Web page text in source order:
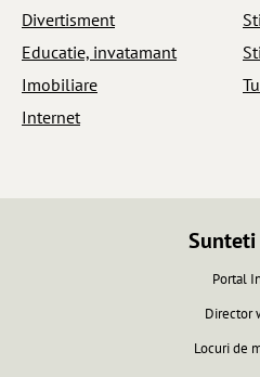
Divertisment
Educatie, invatamant
Imobiliare
Internet
Sunteti
Portal
Director
Locuri de